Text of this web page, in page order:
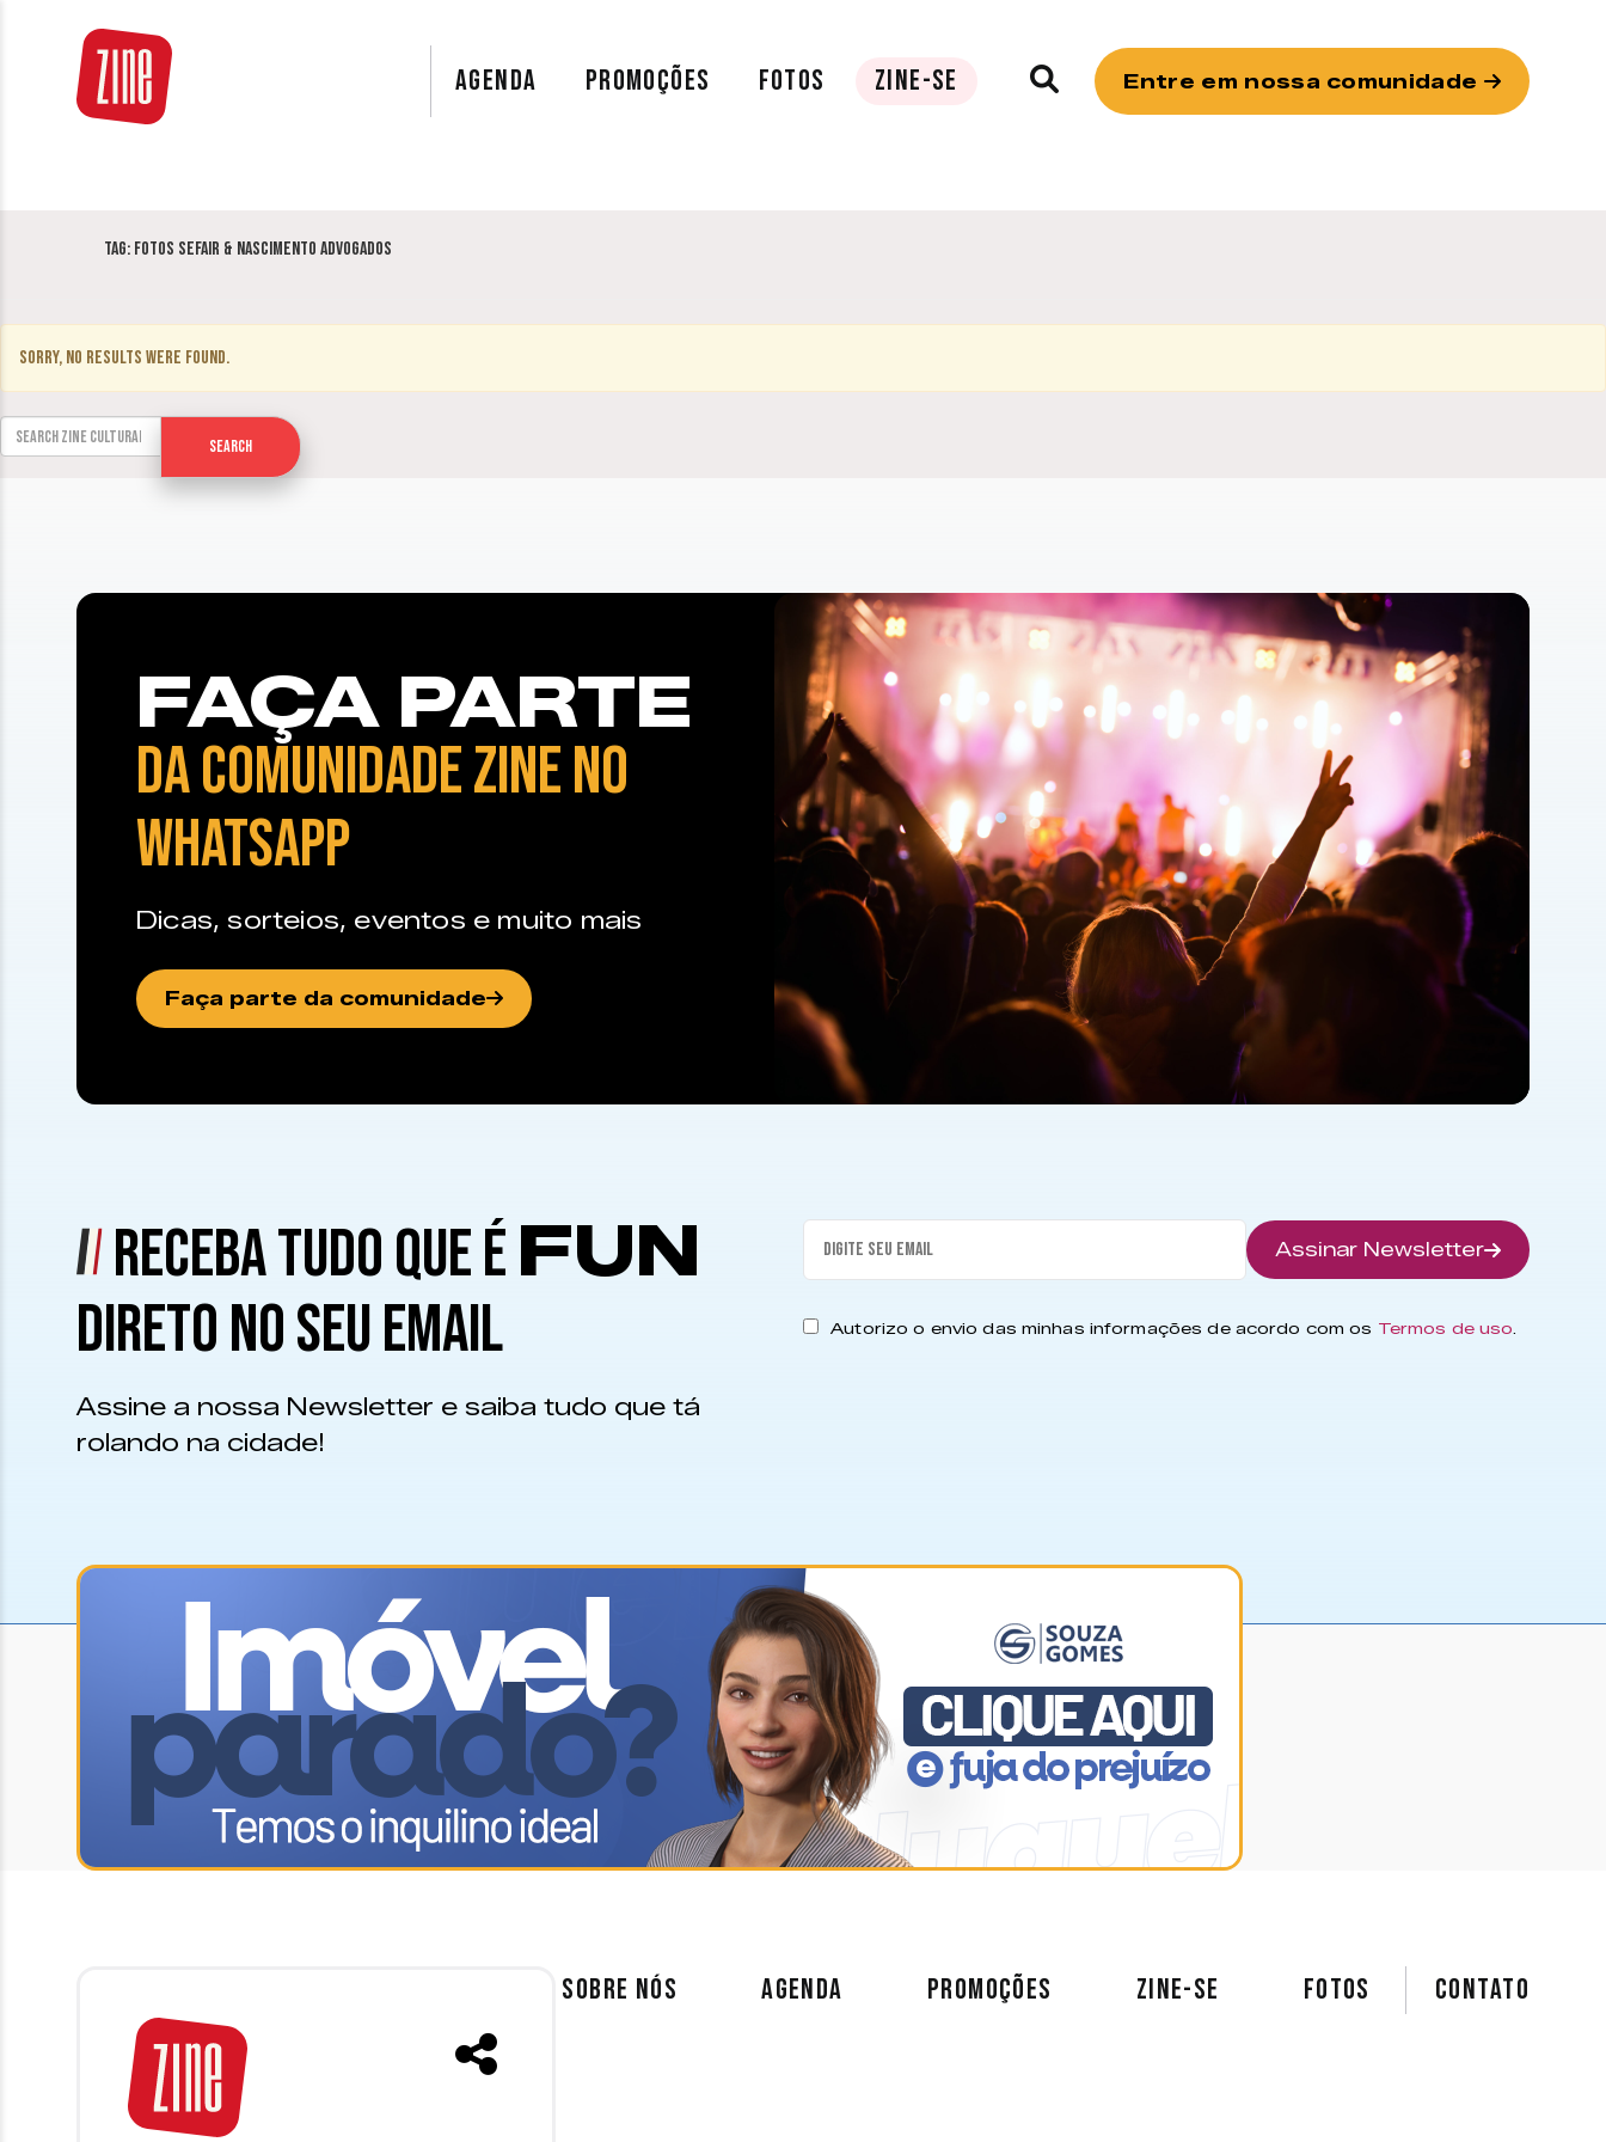
AGENDA PROMOÇÕES FOTOS ZINE-SE Entre em nossa comunidade
Tag: fotos Sefair & Nascimento Advogados
Sorry, no results were found.
Search for:
Search
FAÇA PARTE
DA COMUNIDADE ZINE NO
WHATSAPP
Dicas, sorteios, eventos e muito mais
Faça parte da comunidade
RECEBA TUDO QUE ÉFUN
DIRETO NO SEU EMAIL
Assine a nossa Newsletter e saiba tudo que tá
rolando na cidade!
Assinar Newsletter
Autorizo o envio das minhas informações de acordo com os Termos de uso
SOBRE NÓS AGENDA PROMOÇÕES ZINE-SE FOTOS Contato